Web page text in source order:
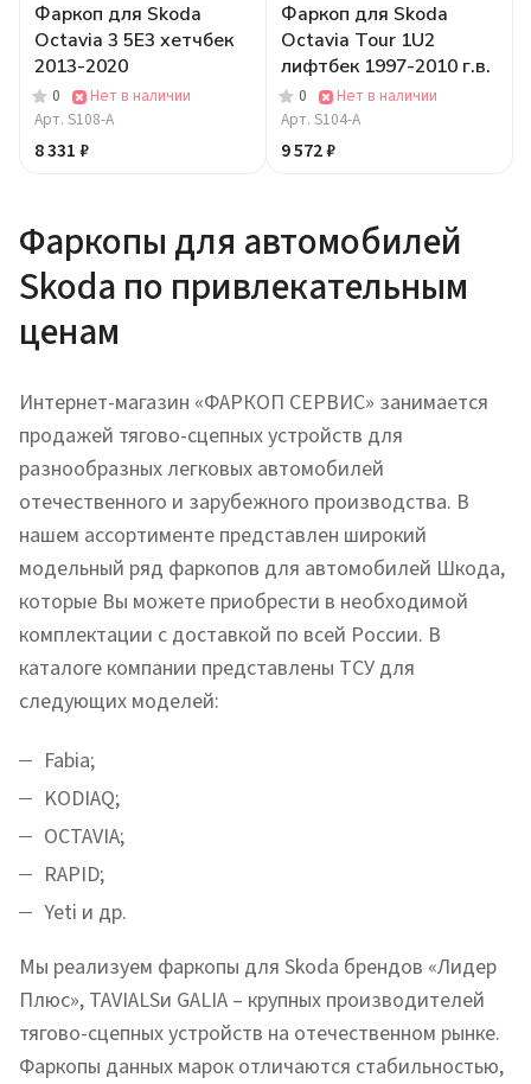
Фаркоп для Skoda
Octavia 3 5E3 хетчбек
2013-2020
0
Нет в наличии
Арт. S108-A
8 331 ₽
Фаркоп для Skoda
Octavia Tour 1U2
лифтбек 1997-2010 г.в.
0
Нет в наличии
Арт. S104-A
9 572 ₽
Фаркопы для автомобилей
Skoda по привлекательным
ценам
Интернет-магазин «ФАРКОП СЕРВИС» занимается
продажей тягово-сцепных устройств для
разнообразных легковых автомобилей
отечественного и зарубежного производства. В
нашем ассортименте представлен широкий
модельный ряд фаркопов для автомобилей Шкода,
которые Вы можете приобрести в необходимой
комплектации с доставкой по всей России. В
каталоге компании представлены ТСУ для
следующих моделей:
Fabia;
KODIAQ;
OCTAVIA;
RAPID;
Yeti и др.
Мы реализуем фаркопы для Skoda брендов «Лидер
Плюс», TAVIALSи GALIA – крупных производителей
тягово-сцепных устройств на отечественном рынке.
Фаркопы данных марок отличаются стабильностью,